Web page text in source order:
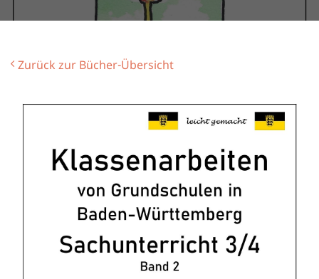
Zurück zur Bücher-Übersicht